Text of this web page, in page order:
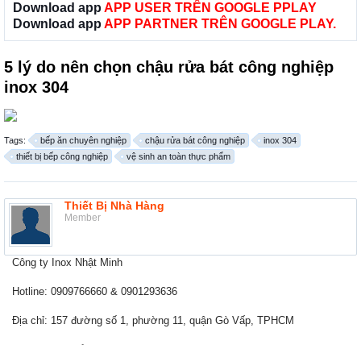
Download app APP USER TRÊN GOOGLE PPLAY
Download app APP PARTNER TRÊN GOOGLE PLAY.
5 lý do nên chọn chậu rửa bát công nghiệp
inox 304
Tags: bếp ăn chuyên nghiệp chậu rửa bát công nghiệp
inox 304
thiết bị bếp công nghiệp
vệ sinh an toàn thực phẩm
Thiết Bị Nhà Hàng
Member
Công ty Inox Nhật Minh
Hotline: 0909766660 & 0901293636
Địa chỉ: 157 đường số 1, phường 11, quận Gò Vấp, TPHCM